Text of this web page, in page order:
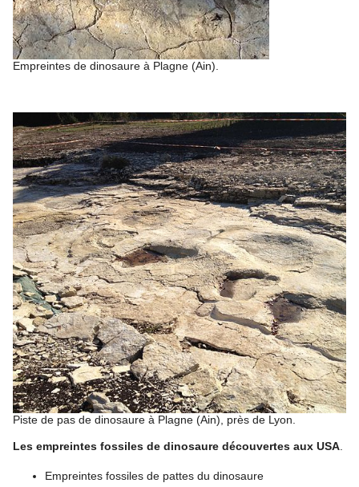
Empreintes de dinosaure à Plagne (Ain).
Piste de pas de dinosaure à Plagne (Ain), près de Lyon.
Les empreintes fossiles de dinosaure découvertes aux USA
Empreintes fossiles de pattes du dinosaure